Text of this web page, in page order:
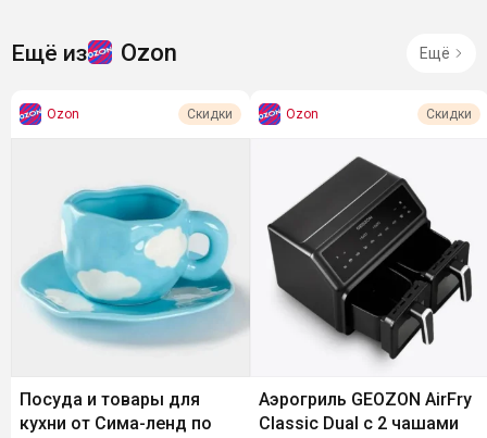
Ещё из Ozon Ещё
Ozon Скидки
Посуда и товары для
кухни от Сима-ленд по
Ozon Скидки
Аэрогриль GEOZON AirFry
Classic Dual с 2 чашами